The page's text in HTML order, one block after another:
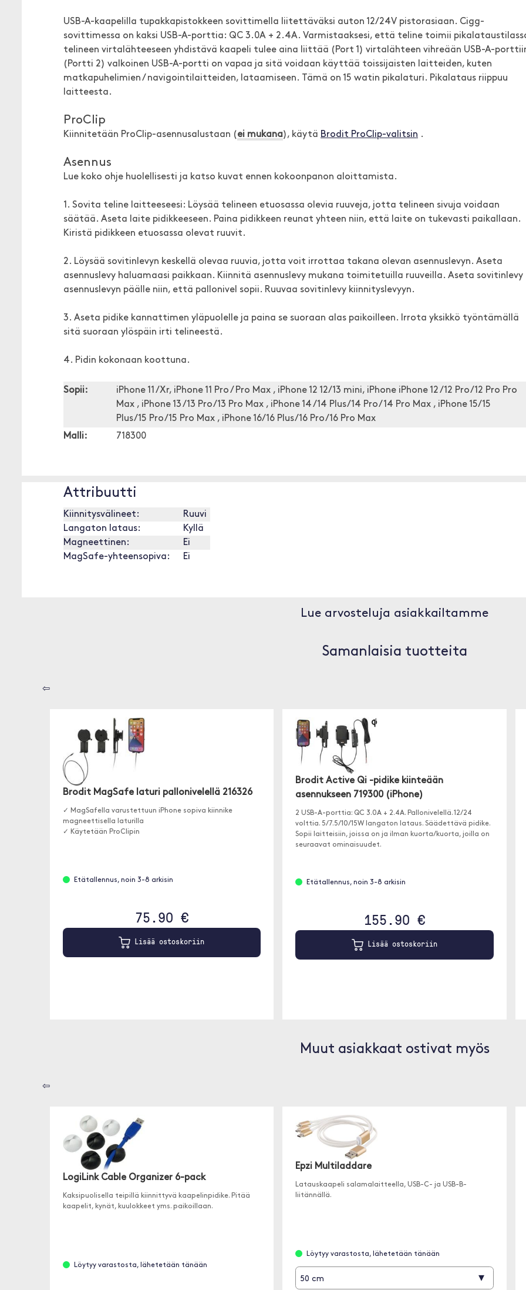
USB-A-kaapelilla tupakkapistokkeen sovittimella liitettäväksi auton 12/24V pistorasiaan. Cigg-
sovittimessa on kaksi USB-A-porttia: QC 3.0A + 2.4A. Varmistaaksesi, että teline toimii
telineen virtalähteeseen yhdistävä kaapeli tulee aina liittää (Port 1) virtalähteen vihreään USB-A-
(Portti 2) valkoinen USB-A-portti on vapaa ja sitä voidaan käyttää toissijaisten laitteiden, kuten
matkapuhelimien / navigointilaitteiden, lataamiseen. Tämä on 15 watin pikalaturi. Pikalataus riippuu
laitteesta.
ProClip
Kiinnitetään ProClip-asennusalustaan (ei mukana), käytä Brodit ProClip-valitsin .
Asennus
Lue koko ohje huolellisesti ja katso kuvat ennen kokoonpanon aloittamista.
1. Sovita teline laitteeseesi: Löysää telineen etuosassa olevia ruuveja, jotta telineen sivuja voidaan
säätää. Aseta laite pidikkeeseen. Paina pidikkeen reunat yhteen niin, että laite on tukevasti paikallaan.
Kiristä pidikkeen etuosassa olevat ruuvit.
2. Löysää sovitinlevyn keskellä olevaa ruuvia, jotta voit irrottaa takana olevan asennuslevyn. Aseta
asennuslevy haluamaasi paikkaan. Kiinnitä asennuslevy mukana toimitetuilla ruuveilla. Aseta sovitinlevy
asennuslevyn päälle niin, että pallonivel sopii. Ruuvaa sovitinlevy kiinnityslevyyn.
3. Aseta pidike kannattimen yläpuolelle ja paina se suoraan alas paikoilleen. Irrota yksikkö työntämällä
sitä suoraan ylöspäin irti telineestä.
4. Pidin kokonaan koottuna.
Sopii:
iPhone 11 /Xr, iPhone 11 Pro / Pro Max , iPhone 12 12/13 mini, iPhone iPhone 12 /12 Pro/12 Pro Pro
Max , iPhone 13 /13 Pro/13 Pro Max , iPhone 14 /14 Plus/14 Pro/ 14 Pro Max , iPhone 15/15
Plus/15 Pro/15 Pro Max , iPhone 16/16 Plus/16 Pro/16 Pro Max
Malli:
718300
Attribuutti
Kiinnitysvälineet:
Ruuvi
Langaton lataus:
Kyllä
Magneettinen:
Ei
MagSafe-yhteensopiva:
Ei
Lue arvosteluja asiakkailtamme
Samanlaisia tuotteita
⇦
Brodit MagSafe laturi pallonivelellä 216326
✓ MagSafella varustettuun iPhone sopiva kiinnike
magneettisella laturilla
✓ Käytetään ProClipin
Etätallennus, noin 3-8 arkisin
75.90 €
Lisää ostoskoriin
Brodit Active Qi -pidike kiinteään
asennukseen 719300 (iPhone)
2 USB-A-porttia: QC 3.0A + 2.4A. Pallonivelellä. 12/24
volttia. 5/7.5/10/15W langaton lataus. Säädettävä pidike.
Sopii laitteisiin, joissa on ja ilman kuorta/kuorta, joilla on
seuraavat ominaisuudet.
Etätallennus, noin 3-8 arkisin
155.90 €
Lisää ostoskoriin
Muut asiakkaat ostivat myös
⇦
LogiLink Cable Organizer 6-pack
Kaksipuolisella teipillä kiinnittyvä kaapelinpidike. Pitää
kaapelit, kynät, kuulokkeet yms. paikoillaan.
Löytyy varastosta, lähetetään tänään
Epzi Multiladdare
Latauskaapeli salamalaitteella, USB-C- ja USB-B-
liitännällä.
Löytyy varastosta, lähetetään tänään
50 cm ▾